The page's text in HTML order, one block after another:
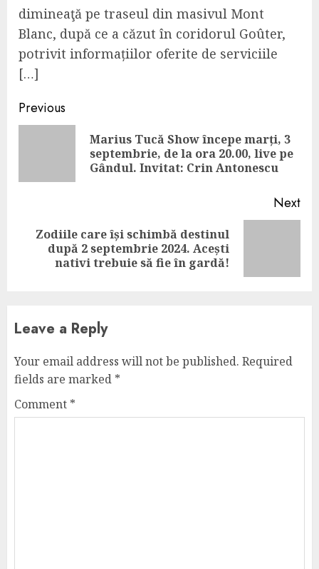
dimineaţă pe traseul din masivul Mont
Blanc, după ce a căzut în coridorul Goûter,
potrivit informațiilor oferite de serviciile
[…]
Continue
Reading
Previous
Marius Tucă Show începe marți, 3
septembrie, de la ora 20.00, live pe
Gândul. Invitat: Crin Antonescu
Next
Next
Zodiile care își schimbă destinul
după 2 septembrie 2024. Acești
nativi trebuie să fie în gardă!
Leave a Reply
Your email address will not be published. Required
fields are marked *
Comment *